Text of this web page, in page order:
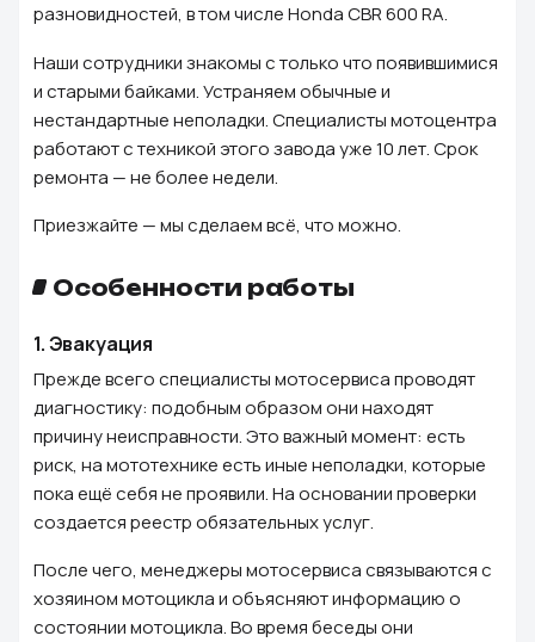
разновидностей, в том числе Honda CBR 600 RA.
Наши сотрудники знакомы с только что появившимися
и старыми байками. Устраняем обычные и
нестандартные неполадки. Специалисты мотоцентра
работают с техникой этого завода уже 10 лет. Срок
ремонта — не более недели.
Приезжайте — мы сделаем всё, что можно.
Особенности работы
1.Эвакуация
Прежде всего специалисты мотосервиса проводят
диагностику: подобным образом они находят
причину неисправности. Это важный момент: есть
риск, на мототехнике есть иные неполадки, которые
пока ещё себя не проявили. На основании проверки
создается реестр обязательных услуг.
После чего, менеджеры мотосервиса связываются с
хозяином мотоцикла и объясняют информацию о
состоянии мотоцикла. Во время беседы они